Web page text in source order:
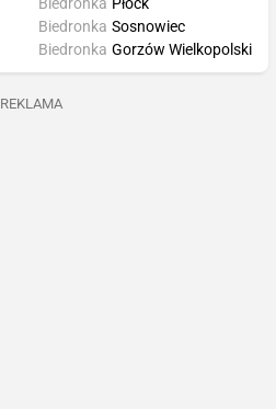
Biedronka Sosnowiec
Biedronka Gorzów Wielkopolski
REKLAMA